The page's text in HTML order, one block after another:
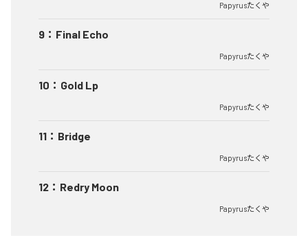
Papyrusたくや
9 ： Final Echo
Papyrusたくや
10 ： Gold Lp
Papyrusたくや
11 ： Bridge
Papyrusたくや
12 ： Redry Moon
Papyrusたくや